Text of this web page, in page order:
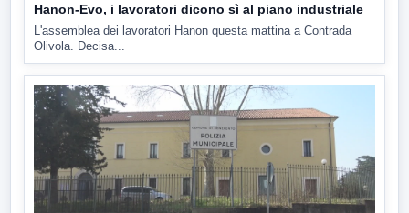
Hanon-Evo, i lavoratori dicono sì al piano industriale
L'assemblea dei lavoratori Hanon questa mattina a Contrada
Olivola. Decisa...